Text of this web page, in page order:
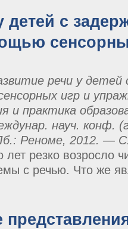
детей с
речи у детей
игр и
и практика
науч. конф.
Реноме, 2012. —
лет резко возросло
с речью. Что же